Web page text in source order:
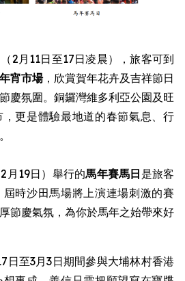
2月11日至17日凌晨），旅客可到
年宵市場，欣賞賀年花卉及吉祥節日
慶氛圍。銅鑼灣維多利亞公園及旺
更是體驗最地道的春節氣息、行
月19日）舉行的馬年賽馬日 是旅客
時沙田馬場將上演連場刺激的賽
節慶氣氛，為你於馬年之始帶來好
日至3月3日期間參與大埔林村香港